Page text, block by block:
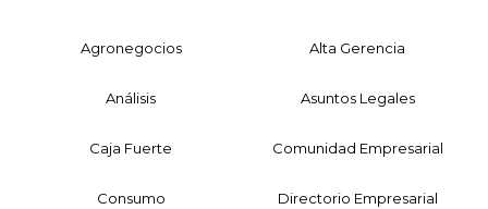
Agronegocios Alta Gerencia
Análisis Asuntos Legales
Caja Fuerte Comunidad Empresarial
Consumo Directorio Empresarial